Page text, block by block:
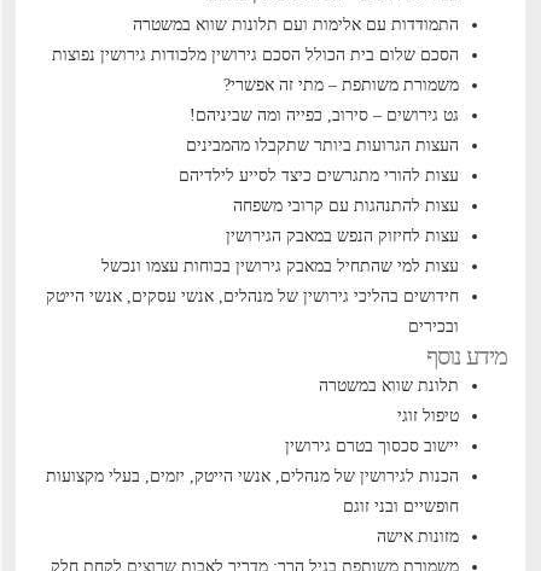
התמודדות עם אלימות ועם תלונות שווא במשטרה
הסכם שלום בית הכולל הסכם גירושיןמלכודות גירושין נפוצות
משמורת משותפת – מתי זה אפשרי?
גט גירושים – סירוב, כפייה ומה שביניהם!
העצות הגרועות ביותר שתקבלו מהמבינים
עצות להורי מתגרשים כיצד לסייע לילדיהם
עצות להתנהגות עם קרובי משפחה
עצות לחיזוק הנפש במאבק הגירושין
עצות למי שהתחיל במאבק גירושין בכוחות עצמו ונכשל
חידושים בהליכי גירושין של מנהלים, אנשי עסקים, אנשי הייטק
ובכירים
מידע נוסף
תלונת שווא במשטרה
טיפול זוגי
יישוב סכסוך בטרם גירושין
הכנות לגירושין של מנהלים, אנשי הייטק, יזמים, בעלי מקצועות
חופשיים ובני זוגם
מזונות אישה
משמורת משותפת בגיל הרך: מדריך לאבות שרוצים לקחת חלק